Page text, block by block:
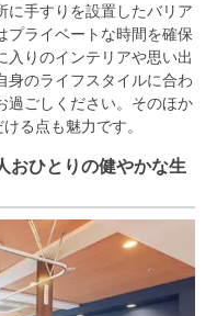
に手すりを設置したバリア
プライベートな時間を確保
入りのインテリアや思い出
身のライフスタイルに合わ
過ごしください。そのほか
る点も魅力です。
おひとりの健やかな生